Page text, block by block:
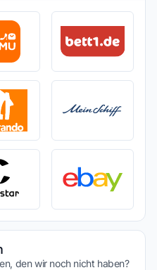
den wir noch nicht haben?